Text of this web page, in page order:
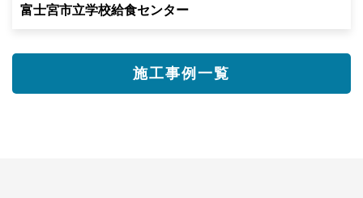
富士宮市立学校給食センター
施工事例一覧